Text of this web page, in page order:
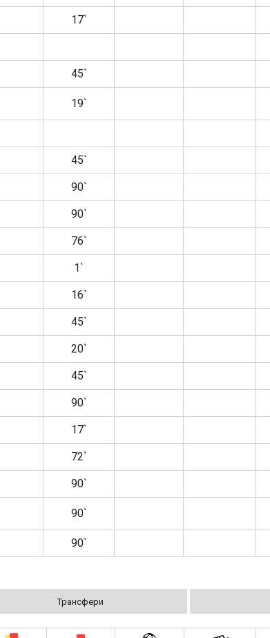
17`
45`
19`
45`
90`
90`
76`
1`
16`
45`
20`
45`
90`
17`
72`
90`
90`
90`
Трансфери